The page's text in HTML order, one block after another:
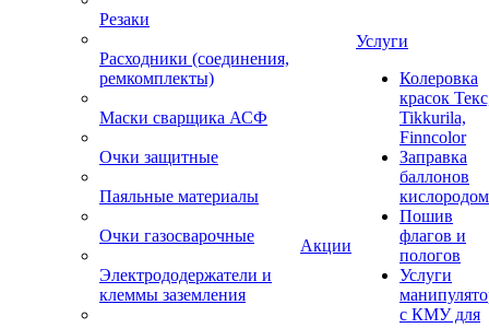
Резаки
Расходники (соединения,
ремкомплекты)
Маски сварщика АСФ
Очки защитные
Паяльные материалы
Очки газосварочные
Электрододержатели и
клеммы заземления
Акции
Услуги
Колеровка
красок
Tikkurila,
Finncolor
Заправка
баллонов
кислородом
Пошив
флагов и
пологов
Услуги
с КМУ для